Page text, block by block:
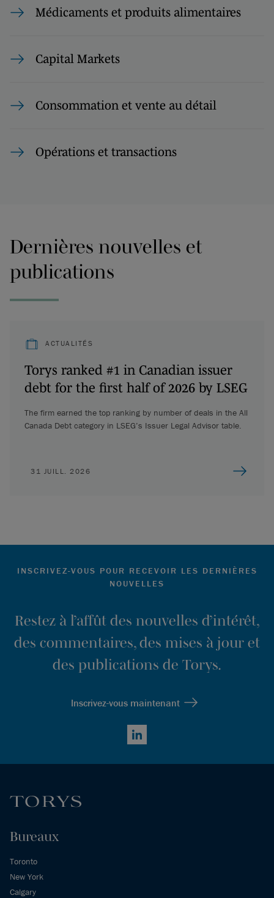
Médicaments et produits alimentaires
Capital Markets
Consommation et vente au détail
Opérations et transactions
Dernières nouvelles et
publications
ACTUALITÉS
Torys ranked #1 in Canadian issuer
debt for the first half of 2026 by LSEG
The firm earned the top ranking by number of deals in the All
Canada Debt category in LSEG’s Issuer Legal Advisor table.
31 JUILL. 2026
INSCRIVEZ-VOUS POUR RECEVOIR LES DERNIÈRES
NOUVELLES
Restez à l’affût des nouvelles d’intérêt,
des commentaires, des mises à jour et
des publications de Torys.
Inscrivez-vous maintenant
LinkedIn
Bureaux
Toronto
New York
Calgary